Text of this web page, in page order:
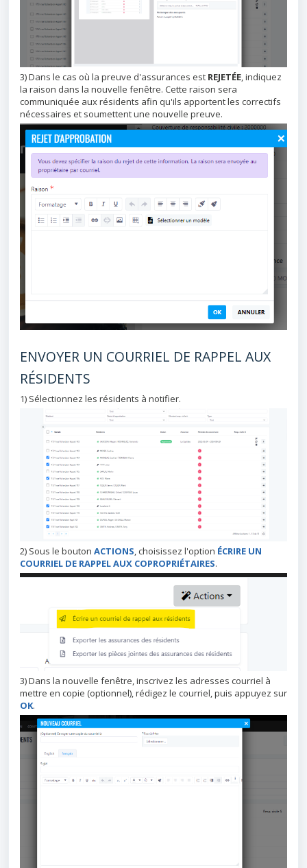
3) Dans le cas où la preuve d'assurances est REJETÉE, indiquez
la raison dans la nouvelle fenêtre. Cette raison sera
communiquée aux résidents afin qu'ils apportent les correctifs
nécessaires et soumettent une nouvelle preuve.
ENVOYER UN COURRIEL DE RAPPEL AUX
RÉSIDENTS
1) Sélectionnez les résidents à notifier.
2) Sous le bouton ACTIONS , choisissez l'option ÉCRIRE UN
COURRIEL DE RAPPEL AUX COPROPRIÉTAIRES.
3) Dans la nouvelle fenêtre, inscrivez les adresses courriel à
mettre en copie (optionnel), rédigez le courriel, puis appuyez sur
OK.